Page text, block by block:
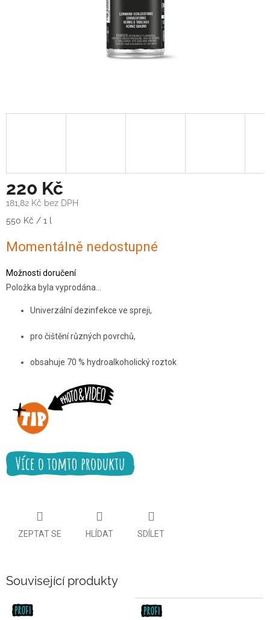
220 Kč
181,82 Kč bez DPH
Měrná
550 Kč / 1 l
Momentálně nedostupné
Možnosti doručení
Položka byla vyprodána…
Univerzální dezinfekce ve spreji,
pro čištění různých povrchů,
obsahuje 70 % hydroalkoholický roztok
ZEPTAT SE HLÍDAT SDÍLET
Související produkty